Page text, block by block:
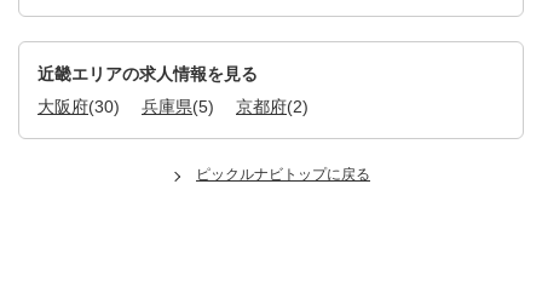
近畿エリアの求人情報を見る
大阪府(30) 兵庫県(5) 京都府(2)
ピックルナビトップに戻る